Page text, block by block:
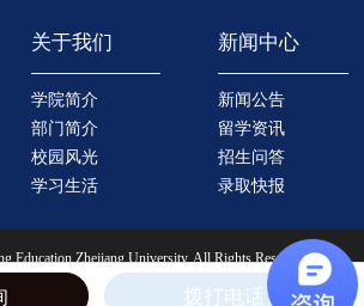
关于我们
学院简介
部门简介
校园风光
学习生活
新闻中心
新闻公告
留学资讯
招生问答
录取快报
拨打电话